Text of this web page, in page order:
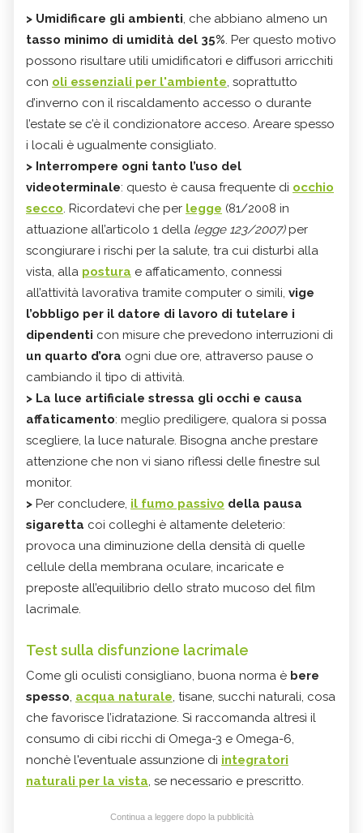
> Umidificare gli ambienti, che abbiano almeno un
tasso minimo di umidità del 35%. Per questo motivo
possono risultare utili umidificatori e diffusori arricchiti
con oli essenziali per l'ambiente, soprattutto
d’inverno con il riscaldamento accesso o durante
l’estate se c’è il condizionatore acceso. Areare spesso
i locali è ugualmente consigliato.
> Interrompere ogni tanto l’uso del
videoterminale: questo è causa frequente di occhio
secco. Ricordatevi che per legge (81/2008 in
attuazione all’articolo 1 della legge 123/2007)per
scongiurare i rischi per la salute, tra cui disturbi alla
vista, alla postura e affaticamento, connessi
all’attività lavorativa tramite computer o simili, vige
l’obbligo per il datore di lavoro di tutelare i
dipendenti con misure che prevedono interruzioni di
un quarto d’ora ogni due ore, attraverso pause o
cambiando il tipo di attività.
> La luce artificiale stressa gli occhi e causa
affaticamento: meglio prediligere, qualora si possa
scegliere, la luce naturale. Bisogna anche prestare
attenzione che non vi siano riflessi delle finestre sul
monitor.
> Per concludere, il fumo passivo della pausa
sigaretta coi colleghi è altamente deleterio:
provoca una diminuzione della densità di quelle
cellule della membrana oculare, incaricate e
preposte all’equilibrio dello strato mucoso del film
lacrimale.
Test sulla disfunzione lacrimale
Come gli oculisti consigliano, buona norma è bere
spesso, acqua naturale, tisane, succhi naturali, cosa
che favorisce l’idratazione. Si raccomanda altresì il
consumo di cibi ricchi di Omega-3 e Omega-6,
nonchè l'eventuale assunzione di integratori
naturali per la vista, se necessario e prescritto.
Continua a leggere dopo la pubblicità